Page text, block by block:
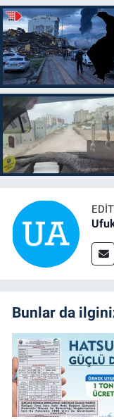
Bunlar da